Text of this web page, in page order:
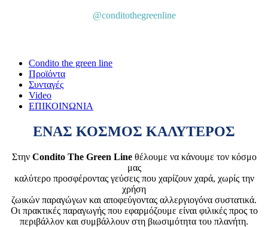
@conditothegreenline
Condito the green line
Προϊόντα
Συνταγές
Video
ΕΠΙΚΟΙΝΩΝΙΑ
ΕΝΑΣ ΚΟΣΜΟΣ ΚΑΛΥΤΕΡΟΣ
Στην Condito The Green Lineθέλουμε να κάνουμε τον κόσμο
μας
καλύτερο προσφέροντας γεύσεις που χαρίζουν χαρά, χωρίς την
χρήση
ζωικών παραγώγων και αποφεύγοντας αλλεργιογόνα συστατικά.
Οι πρακτικές παραγωγής που εφαρμόζουμε είναι φιλικές προς το
περιβάλλον και συμβάλλουν στη βιωσιμότητα του πλανήτη.